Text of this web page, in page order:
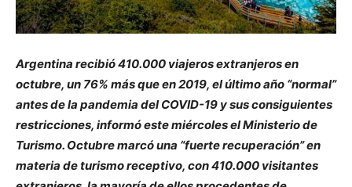
Argentina recibió 410.000 viajeros extranjeros en
octubre, un 76% más que en 2019, el último año “normal”
antes de la pandemia del COVID-19 y sus consiguientes
restricciones, informó este miércoles el Ministerio de
Turismo. Octubre marcó una “fuerte recuperación” en
materia de turismo receptivo, con 410.000 visitantes